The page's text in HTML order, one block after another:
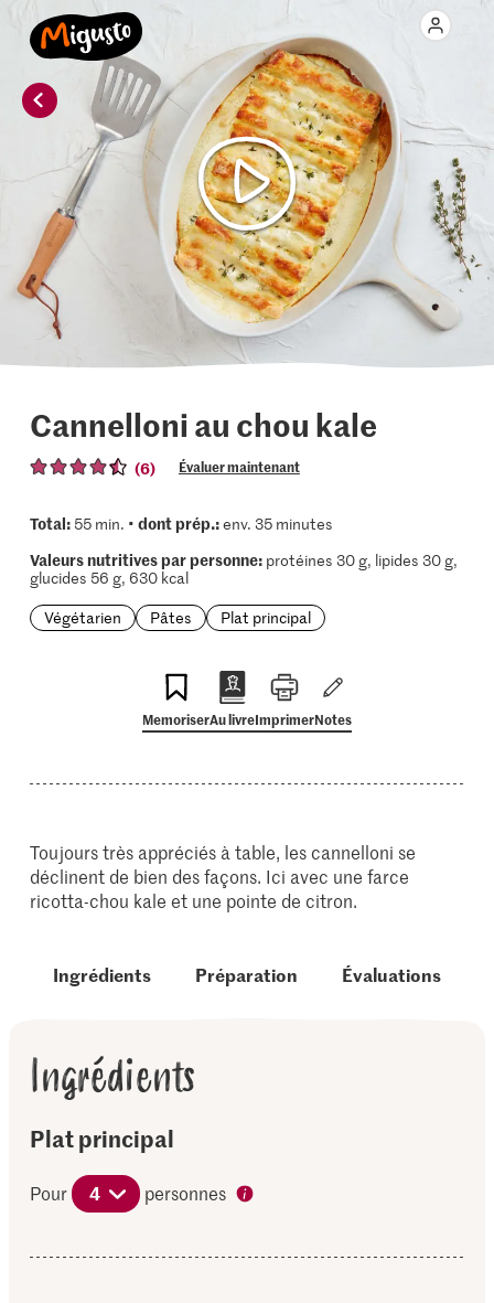
Cannelloni au chou kale
(6) Évaluer maintenant
Total:55 min. • dont prép.:env. 35 minutes
Valeurs nutritives par personne:protéines 30 g, lipides 30 g,
glucides 56 g, 630 kcal
Végétarien
Pâtes Plat principal
MemoriserAu livreImprimerNotes
Toujours très appréciés à table, les cannelloni se
déclinent de bien des façons. Ici avec une farce
ricotta-chou kale et une pointe de citron.
Ingrédients Préparation Évaluations
Ingrédients
Plat principal
Pour 4 personnes